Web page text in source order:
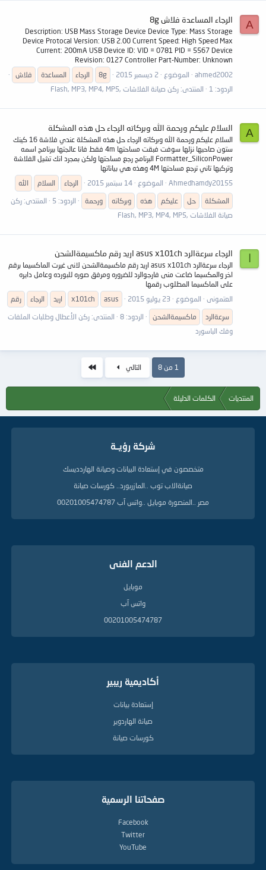
A الرجاء المساعدة فلاش 8g
Description: USB Mass Storage Device Device Type: Mass Storage
Device Protocal Version: USB 2.00 Current Speed: High Speed Max
Current: 200mA USB Device ID: VID = 0781 PID = 5567 Device
Revision: 0127 Controller Part-Number: Unknown
ahmed2002
الموضوع 2 ديسمبر 2015 8g الرجاء المساعدة
فلاش
الردود: 1
المنتدى: ركن صيانة الفلاشات ,Flash, MP3, MP4, MP5
A السلام عليكم ورحمة الله وبركاته الرجاء حل هذه المشكلة
السلام عليكم ورحمة الله وبركاته الرجاء حل هذه المشكلة عندي فلاشة 16 كينك
ستون صاحبها نزلها سوفت فبقت مساحتها 4m فقط فانا عالجتها ببرنامج اسمه
Formatter_SiliconPower البرنامج رجع مساحتها ولكن بمجرد انك تشيل الفلاشة
وتركبها تاني ترجع مساحتها 4M وهذه هي بياناتها
Ahmedhamdy20155
الموضوع 14 سبتمبر 2015 الرجاء السلام
الله
المشكلة
حل عليكم هذه وبركاته ورحمة الردود: 5 المنتدى: ركن
صيانة الفلاشات ,Flash, MP3, MP4, MP5
الرجاء سرعةالرد asus x101ch اريد رقم ماكسيمةالشحن
الرجاء سرعةالرد asus x101ch اريد رقم ماكسيمةالشحن لانى غيرت الماكسيما برقم
اخر والمكسيما ضاعت منى فارجوالرد للضروره ومرفق صوره للبورده وعامل دايره
على الماكسيما المطلوب رقمها
العتمونى
الموضوع 23 يوليو 2015 asus
x101ch اريد الرجاء
رقم
سرعةالرد
ماكسيمةالشحن الردود: 8 المنتدى: ركن الأعطال وطلبات الملفات
وفك الباسورد
1 من 8 التالي
المنتديات الكلمات الدليلة
شركة رؤيــة
متخصصون في إستعادة البيانات وصيانة الهاردديسك
صيانةالاب توب ..المازربورد.. كورسات صيانة
مصر ..المنصورة موبايل ..واتس آب 00201005474787
الدعم الفنى
موبايل
واتس آب
00201005474787
أكاديمية ريبير
إستعادة بيانات
صيانة الهاردوير
كورسات صيانة
صفحاتنا الرسمية
Facebook
Twitter
YouTube